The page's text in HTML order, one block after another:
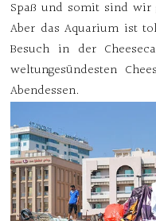
Spaß und somit sind
Aber das Aquarium ist
Besuch in der
weltungesündesten
Abendessen.